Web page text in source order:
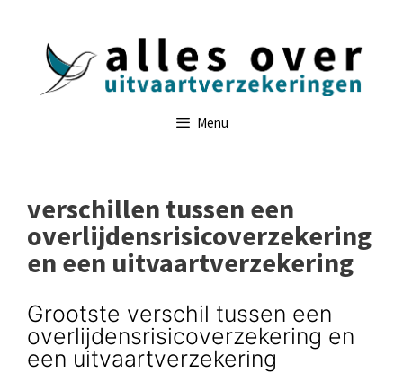
Menu
verschillen tussen een
overlijdensrisicoverzekering
en een uitvaartverzekering
Grootste verschil tussen een
overlijdensrisicoverzekering en
een uitvaartverzekering